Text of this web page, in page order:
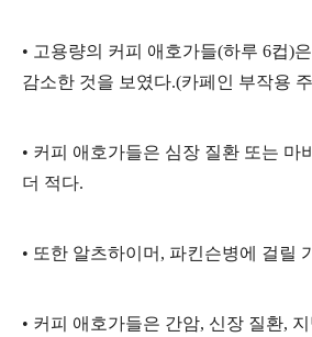
• 고용량의 커피 애호가들(하루 6컵)
감소한 것을 보였다.(카페인 부작용
• 커피 애호가들은 심장 질환 또는 마
더 적다.
• 또한 알츠하이머, 파킨슨병에 걸릴
• 커피 애호가들은 간암, 신장 질환,